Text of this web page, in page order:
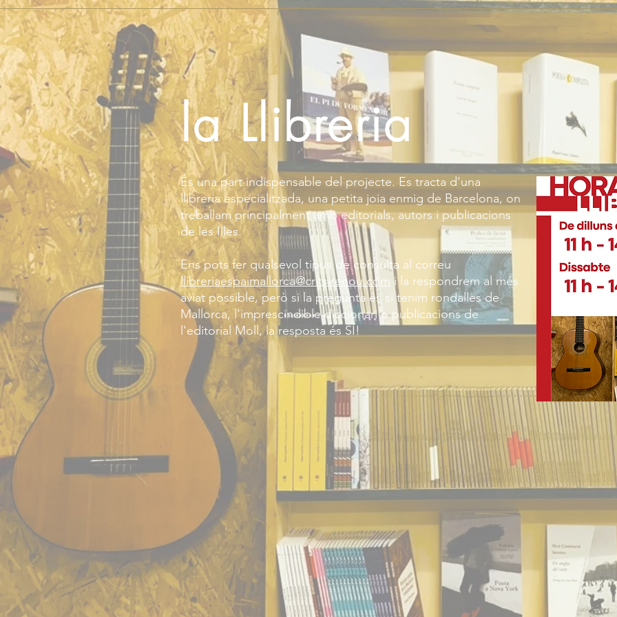
la Llibreria
És una part indispensable del projecte. Es tracta d'una
llibreria especialitzada, una petita joia enmig de Barcelona, on
treballam principalment amb editorials, autors i publicacions
de les Illes.
Ens pots fer qualsevol tipus de consulta al correu
llibreriaespaimallorca@critsirenou.com i la respondrem al més
aviat possible, però si la pregunta és si tenim rondalles de
Mallorca, l'imprescindible diccionari o publicacions de
l'editorial Moll, la resposta és SÍ!​